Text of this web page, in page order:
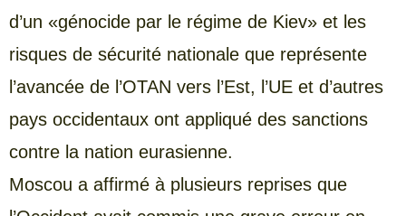
d’un «génocide par le régime de Kiev» et les
risques de sécurité nationale que représente
l’avancée de l’OTAN vers l’Est, l’UE et d’autres
pays occidentaux ont appliqué des sanctions
contre la nation eurasienne.
Moscou a affirmé à plusieurs reprises que